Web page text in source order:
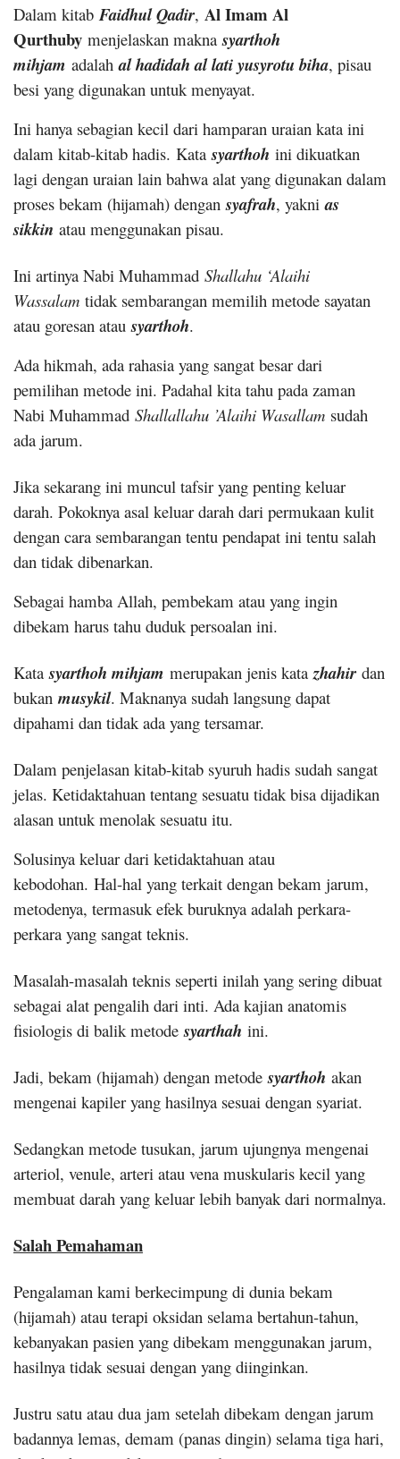
Dalam kitab Faidhul Qadir, Al Imam Al
Qurthuby menjelaskan maknasyarthoh
mihjam adalahal hadidah al lati yusyrotu biha, pisau
besi yang digunakan untuk menyayat.
Ini hanya sebagian kecil dari hamparan uraian kata ini
dalam kitab-kitab hadis. Katasyarthoh ini dikuatkan
lagi dengan uraian lain bahwa alat yang digunakan dalam
proses bekam (hijamah) dengansyafrah, yaknias
sikkin atau menggunakan pisau.
Ini artinya Nabi Muhammad Shallahu ‘Alaihi
Wassalam tidak sembarangan memilih metode sayatan
atau goresan atausyarthoh.
Ada hikmah, ada rahasia yang sangat besar dari
pemilihan metode ini. Padahal kita tahu pada zaman
Nabi Muhammad Shallallahu ’Alaihi Wasallam sudah
ada jarum.
Jika sekarang ini muncul tafsir yang penting keluar
darah. Pokoknya asal keluar darah dari permukaan kulit
dengan cara sembarangan tentu pendapat ini tentu salah
dan tidak dibenarkan.
Sebagai hamba Allah, pembekam atau yang ingin
dibekam harus tahu duduk persoalan ini.
Katasyarthoh mihjam merupakan jenis kata zhahir dan
bukan musykil. Maknanya sudah langsung dapat
dipahami dan tidak ada yang tersamar.
Dalam penjelasan kitab-kitab syuruh hadis sudah sangat
jelas. Ketidaktahuan tentang sesuatu tidak bisa dijadikan
alasan untuk menolak sesuatu itu.
Solusinya keluar dari ketidaktahuan atau
kebodohan. Hal-hal yang terkait dengan bekam jarum,
metodenya, termasuk efek buruknya adalah perkara-
perkara yang sangat teknis.
Masalah-masalah teknis seperti inilah yang sering dibuat
sebagai alat pengalih dari inti. Ada kajian anatomis
fisiologis di balik metodesyarthah ini.
Jadi, bekam (hijamah) dengan metodesyarthoh akan
mengenai kapiler yang hasilnya sesuai dengan syariat.
Sedangkan metode tusukan, jarum ujungnya mengenai
arteriol, venule, arteri atau vena muskularis kecil yang
membuat darah yang keluar lebih banyak dari normalnya.
Salah Pemahaman
Pengalaman kami berkecimpung di dunia bekam
(hijamah) atau terapi oksidan selama bertahun-tahun,
kebanyakan pasien yang dibekam menggunakan jarum,
hasilnya tidak sesuai dengan yang diinginkan.
Justru satu atau dua jam setelah dibekam dengan jarum
badannya lemas, demam (panas dingin) selama tiga hari,